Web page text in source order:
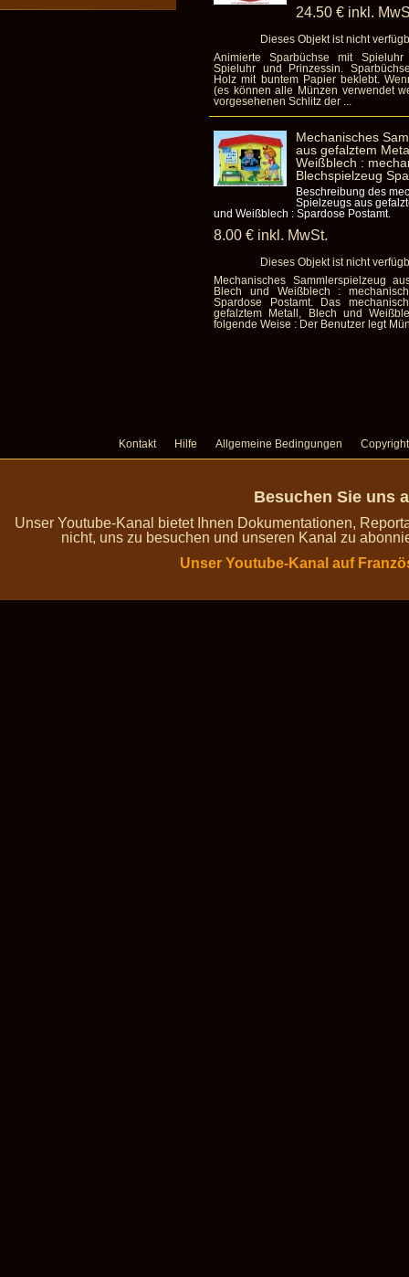
24.50 € inkl.
Dieses Objekt ist nicht
Animierte Sparbüchse mit
Spieluhr und Prinzessin.
Holz mit buntem Papier beklebt.
(es können alle Münzen verwendet
vorgesehenen Schlitz der ...
Mechanisches
aus gefalztem
Weißblech :
Blechspielzeug
Beschreibung des
Spielzeugs aus
und Weißblech : Spardose Postamt.
8.00 € inkl. MwSt.
Dieses Objekt ist nicht
Mechanisches Sammlerspielzeug
Blech und Weißblech :
Spardose Postamt. Das
gefalztem Metall, Blech und
folgende Weise : Der Benutzer legt
Kontakt Hilfe Allgemeine Bedingungen Copyright
Besuchen Sie uns
Unser Youtube-Kanal bietet Ihnen Dokumentationen,
nicht, uns zu besuchen und unseren Kanal zu
Unser Youtube-Kanal auf